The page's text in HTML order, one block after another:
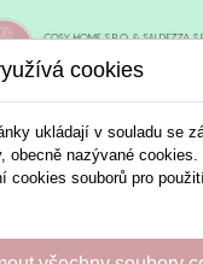
cookies
ukládají v souladu se
obecně nazývané cookies.
cookies souborů pro